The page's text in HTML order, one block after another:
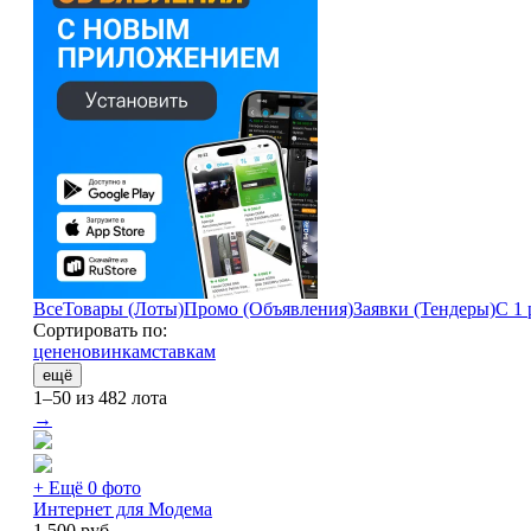
ВсеТовары (Лоты)Промо (Объявления)Заявки (Тендеры)С 1
Сортировать по:
цененовинкамставкам
ещё
1–50 из 482 лота
→
+ Ещё 0 фото
Интернет для Модема